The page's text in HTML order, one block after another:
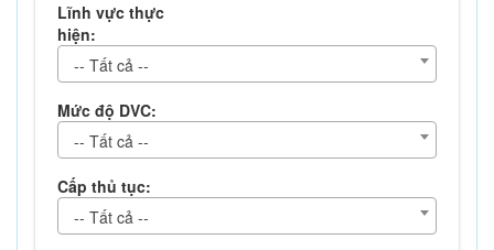
Lĩnh vực thực
hiện:
-- Tất cả --
Mức độ DVC:
-- Tất cả --
Cấp thủ tục:
-- Tất cả --